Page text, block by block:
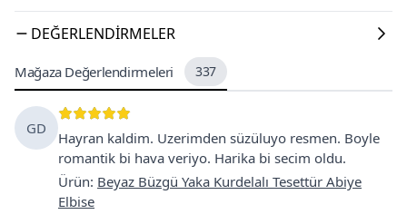
DEĞERLENDIRMELER
Mağaza Değerlendirmeleri 337
GD
Hayran kaldim. Uzerimden süzüluyo resmen. Boyle
romantik bi hava veriyo. Harika bi secim oldu.
Ürün: Beyaz Büzgü Yaka Kurdelalı Tesettür Abiye
Elbise